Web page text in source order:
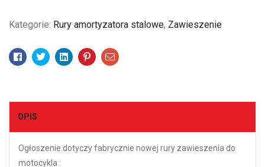
Kategorie: Rury amortyzatora stalowe, Zawieszenie
Facebook
TwitterLinkedinPinterestEmail
OPIS
Ogłoszenie dotyczy fabrycznie nowej rury zawieszenia do
motocykla :